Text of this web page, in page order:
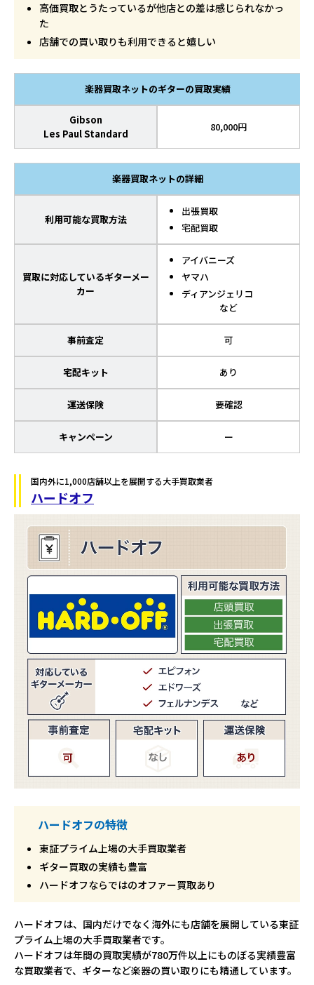
高価買取とうたっているが他店との差は感じられなかっ
た
店舗での買い取りも利用できると嬉しい
楽器買取ネットのギターの買取実績
Gibson
Les Paul Standard
80,000円
楽器買取ネットの詳細
利用可能な買取方法
出張買取
宅配買取
買取に対応しているギターメー
カー
アイバニーズ
ヤマハ
ディアンジェリコ
など
事前査定 可
宅配キット あり
運送保険 要確認
キャンペーン ー
国内外に1,000店舗以上を展開する大手買取業者
ハードオフ
ハードオフの特徴
東証プライム上場の大手買取業者
ギター買取の実績も豊富
ハードオフならではのオファー買取あり
ハードオフは、国内だけでなく海外にも店舗を展開している東証
プライム上場の大手買取業者です。
ハードオフは年間の買取実績が780万件以上にものぼる実績豊富
な買取業者で、ギターなど楽器の買い取りにも精通しています。